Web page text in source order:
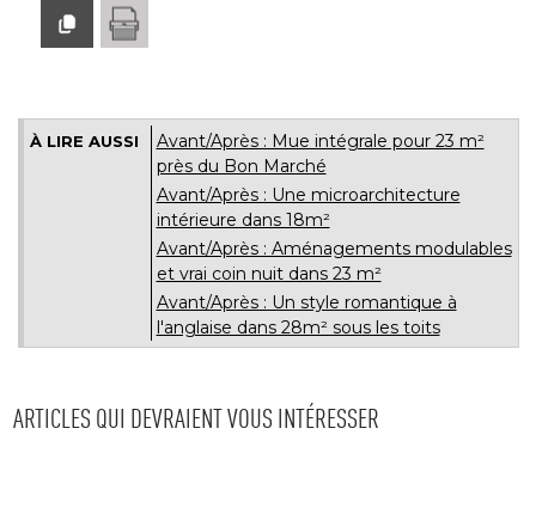
À LIRE AUSSI
Avant/Après : Mue intégrale pour 23 m²
près du Bon Marché
Avant/Après : Une microarchitecture
intérieure dans 18m²
Avant/Après : Aménagements modulables
et vrai coin nuit dans 23 m²
Avant/Après : Un style romantique à
l'anglaise dans 28m² sous les toits
ARTICLES QUI DEVRAIENT VOUS INTÉRESSER